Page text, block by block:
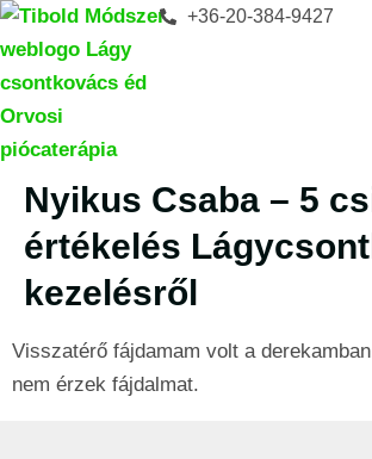
+36-20-384-9427
Nyikus Csaba – 5
értékelés
kezelésről
Visszatérő fájdamam volt a
nem érzek fájdalmat.